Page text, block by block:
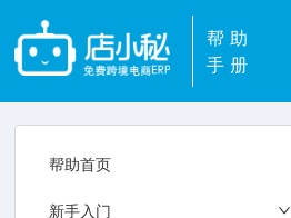
帮助
手册
帮助首页
新手入门